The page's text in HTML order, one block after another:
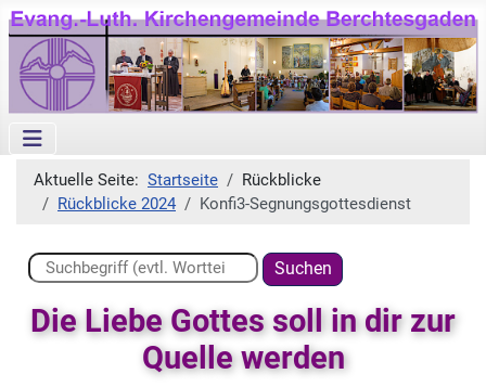
Aktuelle Seite: Startseite
Rückblicke
Rückblicke 2024
Konfi3-Segnungsgottesdienst
Suchen ...
Suchen
Die Liebe Gottes soll in dir zur
Quelle werden